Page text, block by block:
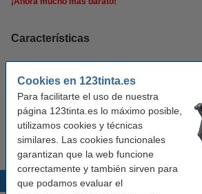
Cookies en 123tinta.es
Para facilitarte el uso de nuestra
página 123tinta.es lo máximo posible,
utilizamos cookies y técnicas
similares. Las cookies funcionales
garantizan que la web funcione
correctamente y también sirven para
que podamos evaluar el
Características
Volumen: 21 ml
Modelo: Doublepack
Productos destacados